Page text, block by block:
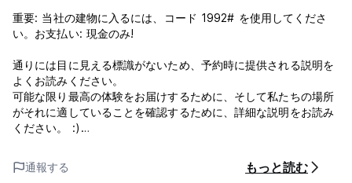
重要: 当社の建物に入るには、コード 1992# を使用してくださ
い。お支払い: 現金のみ!
通りには目に見える標識がないため、予約時に提供される説明を
よくお読みください。
可能な限り最高の体験をお届けするために、そして私たちの場所
がそれに適していることを確認するために、詳細な説明をお読み
ください。 :)
私たちのホステルは小さいですが、楽しくて家庭的なです。私た
ちに参加すると、あなたは私たちの特別な 14 人のゲストの 1 人
通報する もっと読む